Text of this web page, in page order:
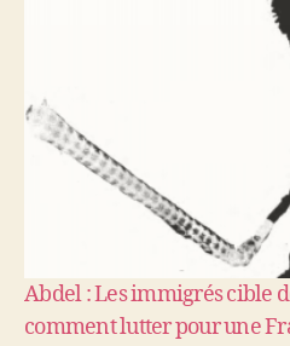
Abdel : Les immigrés cible
comment lutter pour une